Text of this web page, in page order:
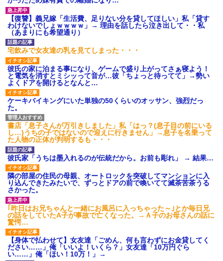
【復讐】義兄嫁「生活費、足りない分を貸してほしい」私「貸す
わけないでしょｗｗｗｗ」→ 理由を話したら泣き出して・・私
（あまりにも希望通り）
宅飲みで女友達の乳を見てしまった・・・
彼氏の家に泊まる事になり、ゲームで盛り上がってさぁ寝よう！
と電気を消すとミシッって音が…彼「ちょっと待ってて」→勢い
よくドアを開けるとなんと…
ケーキバイキングにいた単独の50くらいのオッサン、強烈だっ
た。
書店「息子さんが万引きしました」私「はっ？(息子目の前にいる
し…)うちの子ではないので迎えに行きません」→息子を名乗って
た人物の正体が判明するも・・・
彼氏家「うちは墨入れるのが伝統だから。お前も彫れ」 → 結果…
隣の部屋の住民の母親、オートロックを突破してマンションに入
り込んできたみたいで、ずっとドアの前で喚いてて滅茶苦茶うる
さかった。
｢昨日はお兄ちゃんと一緒にお風呂に入っちゃった～｣とか毎日兄
の話をしていたA子が事故で亡くなった。→Ａ子のお母さんの話に
驚愕…
【身体で払わせて】女友達「ごめん、何も言わずにお金貸してく
ださい……」俺「いいよ！いくら？」女友達「10万円ぐら
い……」俺「ほい！10万！」→